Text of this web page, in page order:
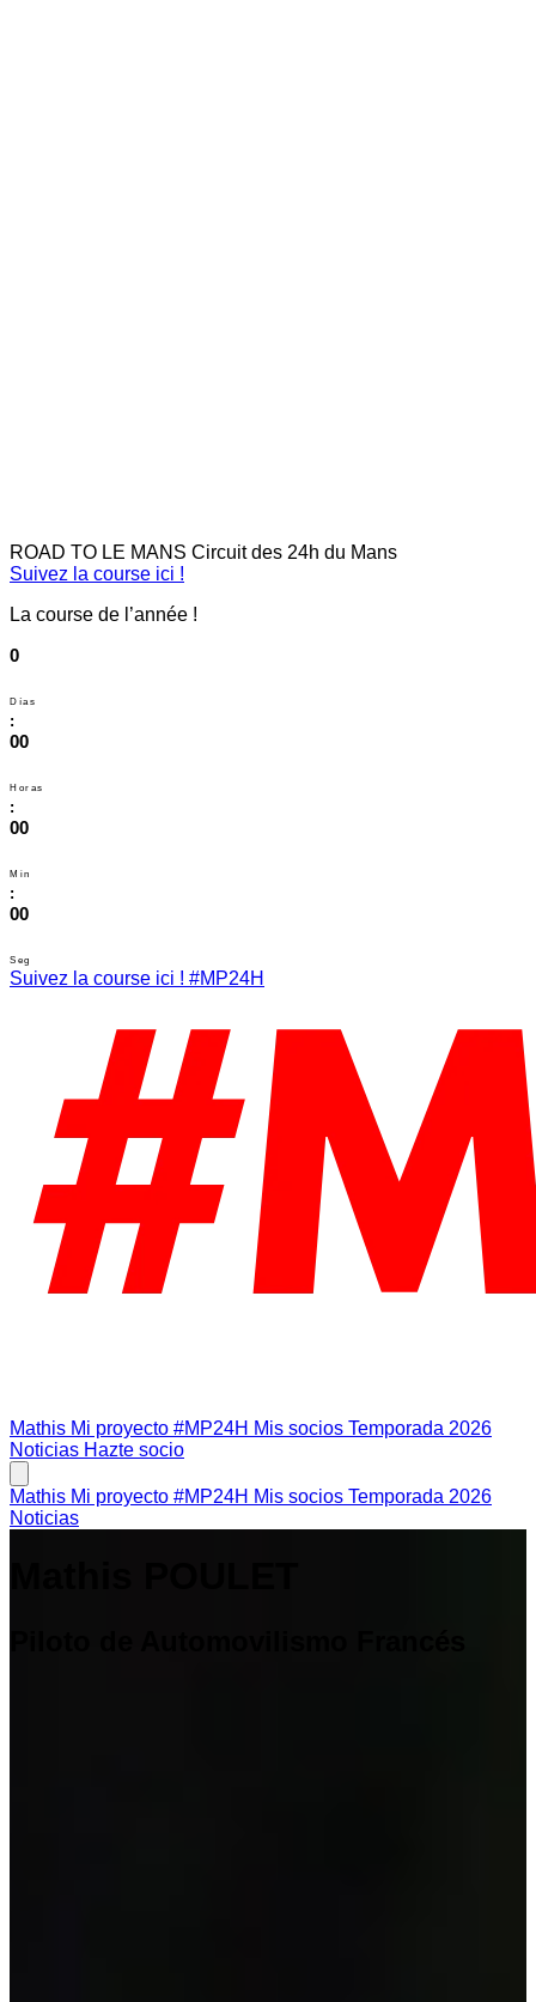
ROAD TO LE MANS Circuit des 24h du Mans
Suivez la course ici !
La course de l’année !
0
Días
:
00
Horas
:
00
Min
:
00
Seg
Suivez la course ici ! #MP24H
Mathis Mi proyecto #MP24H Mis socios Temporada 2026
Noticias Hazte socio
Mathis Mi proyecto #MP24H Mis socios Temporada 2026
Noticias